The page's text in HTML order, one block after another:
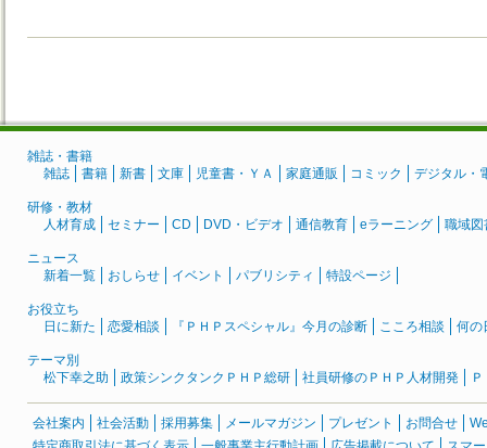
雑誌・書籍
雑誌
書籍 新書 文庫 児童書・ＹＡ 家庭通販 コミック デジタル・
研修・教材
人材育成
セミナー CD DVD・ビデオ 通信教育 eラーニング 職域図
ニュース
新着一覧
おしらせ イベント パブリシティ 特設ページ
お役立ち
日に新た
恋愛相談 『ＰＨＰスペシャル』今月の診断 こころ相談 何の
テーマ別
松下幸之助
政策シンクタンクＰＨＰ総研 社員研修のＰＨＰ人材開発
会社案内 社会活動 採用募集 メールマガジン プレゼント お問合せ